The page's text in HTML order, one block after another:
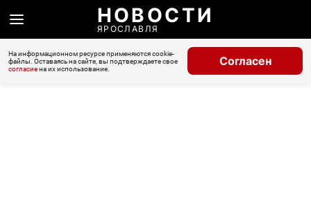
НОВОСТИ
ЯРОСЛАВЛЯ
На информационном ресурсе применяются cookie-
файлы. Оставаясь на сайте, вы подтверждаете свое
согласиена их использование.
Согласен